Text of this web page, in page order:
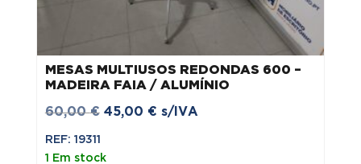
MESAS MULTIUSOS REDONDAS 600 –
MADEIRA FAIA / ALUMÍNIO
60,00€ O
original
45,00 €Os/IVA
REF: 19311
1 Em stock